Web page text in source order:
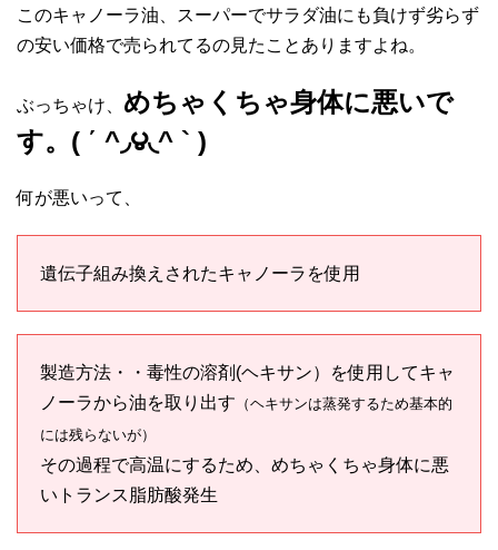
このキャノーラ油、スーパーでサラダ油にも負けず劣らず
の安い価格で売られてるの見たことありますよね。
ぶっちゃけ、 めちゃくちゃ身体に悪いで
す。( ΄ ^◞౪◟^ ` )
何が悪いって、
遺伝子組み換えされたキャノーラを使用
製造方法・・毒性の溶剤(ヘキサン）を使用してキャ
ノーラから油を取り出す （ヘキサンは蒸発するため基本的
には残らないが）
その過程で高温にするため、めちゃくちゃ身体に悪
いトランス脂肪酸発生